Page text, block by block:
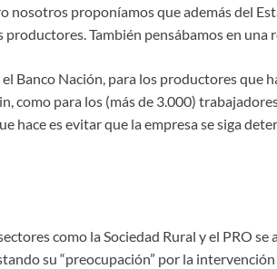
nosotros proponíamos que además del
productores. También pensábamos en una
el Banco Nación, para los productores que
como para los (más de 3.000)
hace es evitar que la empresa se siga
como la Sociedad Rural y el PRO
su “preocupación” por la